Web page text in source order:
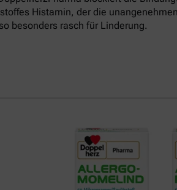
Histamin, der die
besonders rasch für Linderung.